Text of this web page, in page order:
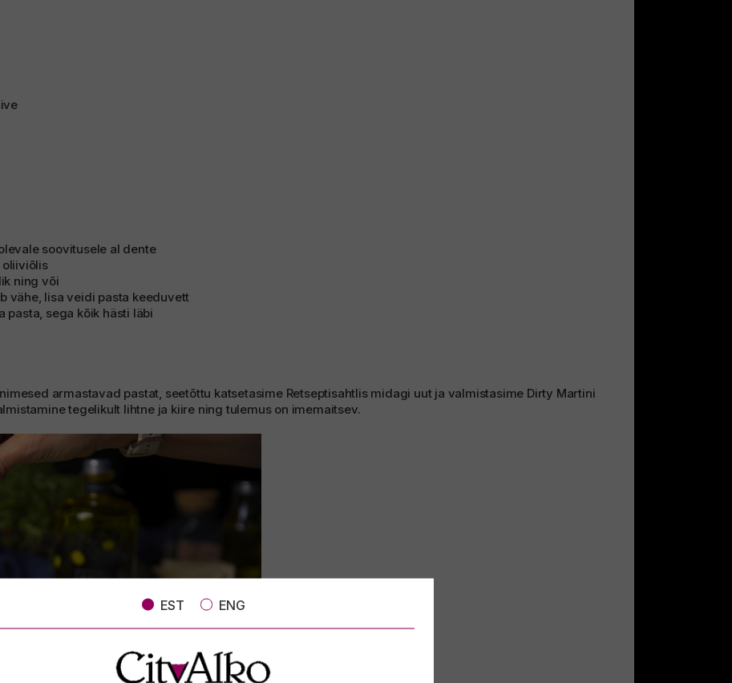
EST ENG
soovitusele al dente
oliiviõlis
ning või
vähe, lisa veidi pasta keeduvett
pasta, sega kõik hästi läbi
armastavad pastat, seetõttu katsetasime Retseptisahtlis midagi uut ja valmistasime Dirty Martini
tegelikult lihtne ja kiire ning tulemus on imemaitsev.